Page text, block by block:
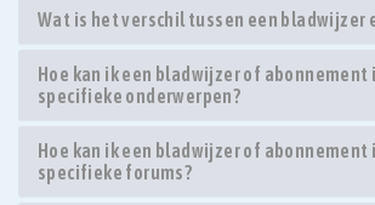
Wat is het verschil tussen een bladwijzer
Hoe kan ik een bladwijzer of
specifieke onderwerpen?
Hoe kan ik een bladwijzer of
specifieke forums?